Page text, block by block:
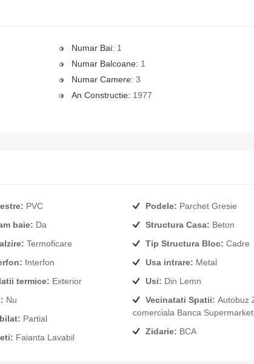
Numar Bai: 1
Numar Balcoane: 1
Numar Camere: 3
An Constructie: 1977
PVC
baie: Da
Termoficare
Interfon
termice: Exterior
Nu
Partial
Faianta Lavabil
Podele: Parchet Gresie
Structura Casa: Beton
Tip Structura Bloc: Cadre
Usa intrare: Metal
Usi: Din Lemn
Vecinatati Spatii:
comerciala Banca Supermarket
Zidarie: BCA